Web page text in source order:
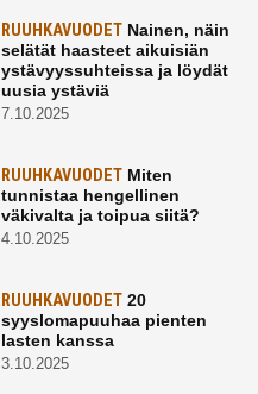
RUUHKAVUODETNainen, näin
selätät haasteet aikuisiän
ystävyyssuhteissa ja löydät
uusia ystäviä
7.10.2025
RUUHKAVUODETMiten
tunnistaa hengellinen
väkivalta ja toipua siitä?
4.10.2025
RUUHKAVUODET20
syyslomapuuhaa pienten
lasten kanssa
3.10.2025